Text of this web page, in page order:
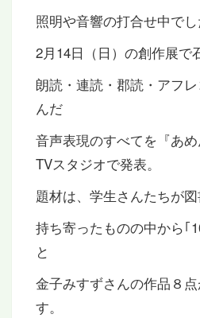
照明や音響の打合せ中でし
2月14日（日）の創作展で
朗読・連読・郡読・アフ
んだ
音声表現のすべてを『あ
TVスタジオで発表。
題材は、学生さんたちが
持ち寄ったものの中から｢
と
金子みすずさんの作品８
す。